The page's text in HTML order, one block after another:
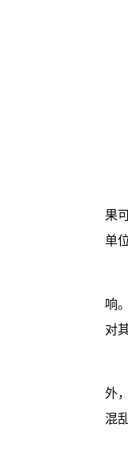
果
单
响
对
外
混